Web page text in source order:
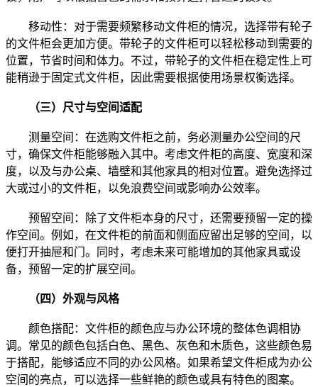
移动性：对于需要频繁移动文件柜的情况，选择带有轮子
的文件柜会更加方便。带轮子的文件柜可以轻松移动到需要的
位置，节省时间和体力。不过，带轮子的文件柜在稳定性上可
能稍逊于固定式文件柜，因此需要根据使用场景权衡选择。
（三）尺寸与空间适配
测量空间：在选购文件柜之前，务必测量办公空间的尺
寸，确保文件柜能够融入其中。考虑文件柜的高度、宽度和深
度，以及与办公桌、墙壁和其他家具的相对位置。避免选择过
大或过小的文件柜，以免浪费空间或影响办公效率。
预留空间：除了文件柜本身的尺寸，还需要预留一定的操
作空间。例如，在文件柜的前面和侧面应留出足够的空间，以
便打开抽屉和门。同时，考虑未来可能增加的其他家具或设
备，预留一定的扩展空间。
（四）外观与风格
颜色搭配：文件柜的颜色应与办公环境的整体色调相协
调。常见的颜色包括白色、黑色、灰色和木质色，这些颜色易
于搭配，能够适应不同的办公风格。如果希望文件柜成为办公
空间的亮点，可以选择一些鲜艳的颜色或具有特色的图案。